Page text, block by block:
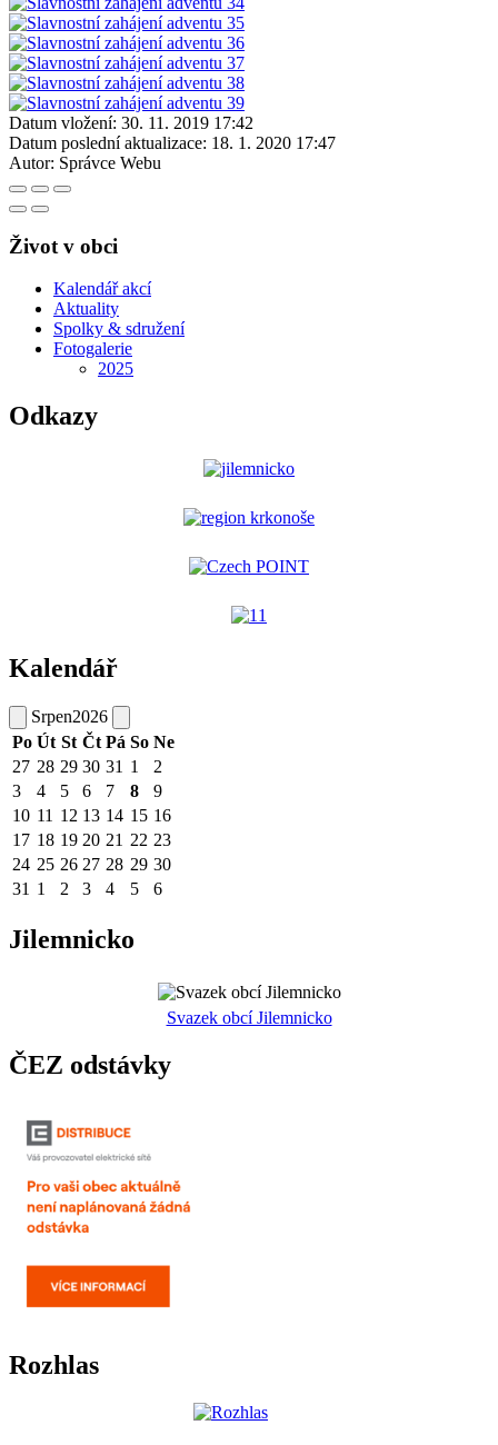
Datum vložení: 30. 11. 2019 17:42
Datum poslední aktualizace: 18. 1. 2020 17:47
Autor: Správce Webu
Život v obci
Kalendář akcí
Aktuality
Spolky & sdružení
Fotogalerie
2025
Odkazy
Kalendář
Srpen2026
Po Út St Čt Pá So Ne
27 28 29 30 31 1
2
3
4 5 6 7 8
9
10 11 12 13 14 15 16
17 18 19 20 21 22 23
24 25 26 27 28 29 30
31 1 2 3 4 5 6
Jilemnicko
Svazek obcí Jilemnicko
ČEZ odstávky
Rozhlas